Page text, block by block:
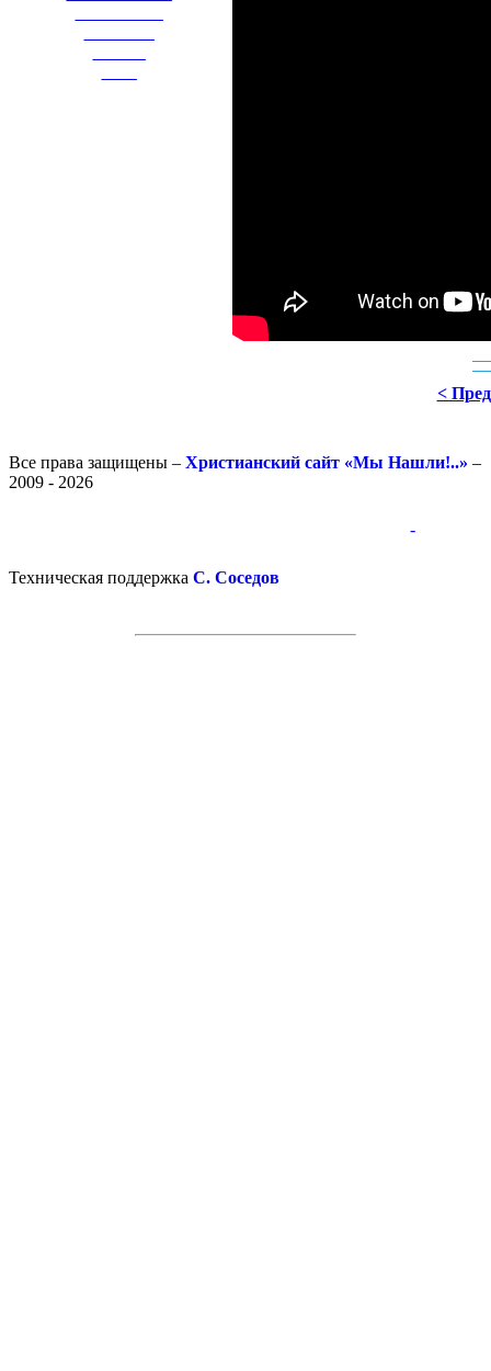
<
Все права защищены – Христианский сайт «Мы Нашли!..» –
2009 - 2026
-
Техническая поддержка С. Соседов